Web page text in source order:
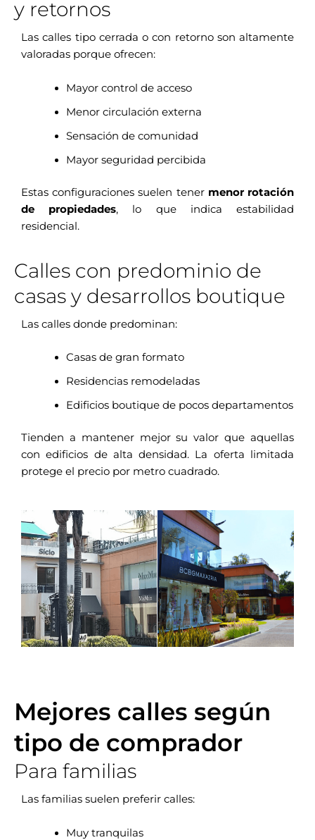
y retornos
Las calles tipo cerrada o con retorno son altamente
valoradas porque ofrecen:
Mayor control de acceso
Menor circulación externa
Sensación de comunidad
Mayor seguridad percibida
Estas configuraciones suelen tener menor rotación
de propiedades, lo que indica estabilidad
residencial.
Calles con predominio de
casas y desarrollos boutique
Las calles donde predominan:
Casas de gran formato
Residencias remodeladas
Edificios boutique de pocos departamentos
Tienden a mantener mejor su valor que aquellas
con edificios de alta densidad. La oferta limitada
protege el precio por metro cuadrado.
Mejores calles según
tipo de comprador
Para familias
Las familias suelen preferir calles:
Muy tranquilas